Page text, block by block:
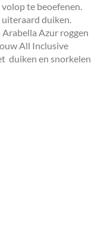
te beoefenen.
duiken.
Azur roggen
All Inclusive
duiken en snorkelen